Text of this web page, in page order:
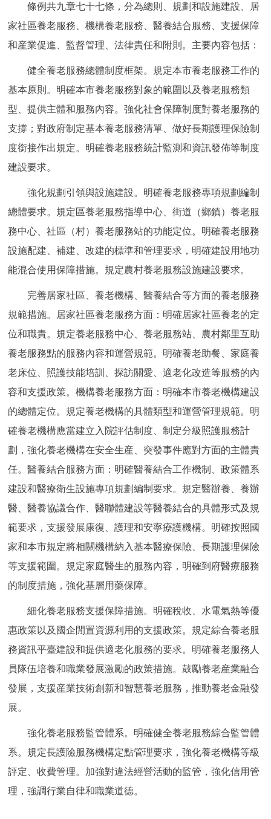
條例共九章七十七條，分為總則、規劃和設施建設、居
家社區養老服務、機構養老服務、醫養結合服務、支援保障
和産業促進、監督管理、法律責任和附則。主要內容包括：
健全養老服務總體制度框架。規定本市養老服務工作的
基本原則。明確本市養老服務對象的範圍以及養老服務類
型、提供主體和服務內容。強化社會保障制度對養老服務的
支撐；對政府制定基本養老服務清單、做好長期護理保險制
度銜接作出規定。明確養老服務統計監測和資訊發佈等制度
建設要求。
強化規劃引領與設施建設。明確養老服務專項規劃編制
總體要求。規定區養老服務指導中心、街道（鄉鎮）養老服
務中心、社區（村）養老服務站的功能定位。明確養老服務
設施配建、補建、改建的標準和管理要求，明確建設用地功
能混合使用保障措施。規定農村養老服務設施建設要求。
完善居家社區、養老機構、醫養結合等方面的養老服務
規範措施。居家社區養老服務方面：明確居家社區養老的定
位和職責。規定養老服務中心、養老服務站、農村鄰里互助
養老服務點的服務內容和運營規範。明確養老助餐、家庭養
老床位、照護技能培訓、探訪關愛、適老化改造等服務的內
容和支援政策。機構養老服務方面：明確本市養老機構建設
的總體定位。規定養老機構的具體類型和運營管理規範。明
確養老機構應當建立入院評估制度、制定分級照護服務計
劃，強化養老機構在安全生産、突發事件應對方面的主體責
任。醫養結合服務方面：明確醫養結合工作機制、政策體系
建設和醫療衛生設施專項規劃編制要求。規定醫辦養、養辦
醫、醫養協議合作、醫聯體建設等醫養結合的具體形式及規
範要求，支援發展康復、護理和安寧療護機構。明確按照國
家和本市規定將相關機構納入基本醫療保險、長期護理保險
等支援範圍。規定家庭醫生的服務內容，明確到府醫療服務
的制度措施，強化基層用藥保障。
細化養老服務支援保障措施。明確稅收、水電氣熱等優
惠政策以及國企閒置資源利用的支援政策。規定綜合養老服
務資訊平臺建設和提供適老化服務的要求。明確養老服務人
員隊伍培養和職業發展激勵的政策措施。鼓勵養老産業融合
發展，支援産業技術創新和智慧養老服務，推動養老金融發
展。
強化養老服務監管體系。明確健全養老服務綜合監管體
系。規定長護險服務機構定點管理要求，強化養老機構等級
評定、收費管理。加強對違法經營活動的監管，強化信用管
理，強調行業自律和職業道德。